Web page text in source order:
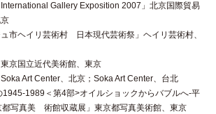
International Gallery Exposition 2007」北京国際貿易
ュ市ヘイリ芸術村 日本現代芸術祭」ヘイリ芸術村、
東京国立近代美術館、東京
Soka Art Center、北京；Soka Art Center、台北
1945-1989＜第4部>オイルショックからバブルへ-平
都写真美 術館収蔵展」東京都写真美術館、東京